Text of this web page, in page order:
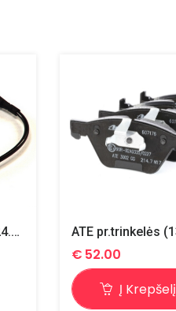
ATE gal.daviklis trinkelių (24.8190-0274.2)
€ 52.00
Į Krepšelį